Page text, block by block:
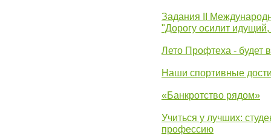
Задания II
"Дорогу осилит
Лето Профтеха - будет
Наши спортивные
«Банкротство рядом»
Учиться у лучших:
профессию